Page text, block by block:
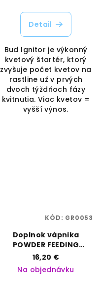
Detail
Bud Ignitor je výkonný
kvetový štartér, ktorý
zvyšuje počet kvetov na
rastline už v prvých
dvoch týždňoch fázy
kvitnutia. Viac kvetov =
vyšší výnos.
Doplnok vápnika
POWDER FEEDING
CALCIUM 500 g | GHS |
Vaporama
16,20 €
Na objednávku
KÓD: GR0053